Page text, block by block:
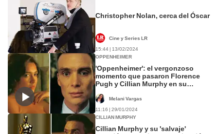
Christopher Nolan, cerca del Óscar
Cine y Series LR
15:44 | 13/02/2024
OPPENHEIMER
'Oppenheimer': el vergonzoso
momento que pasaron Florence
Pugh y Cillian Murphy en su
Melani Vargas
11:16 | 29/01/2024
CILLIAN MURPHY
Cillian Murphy y su 'salvaje'